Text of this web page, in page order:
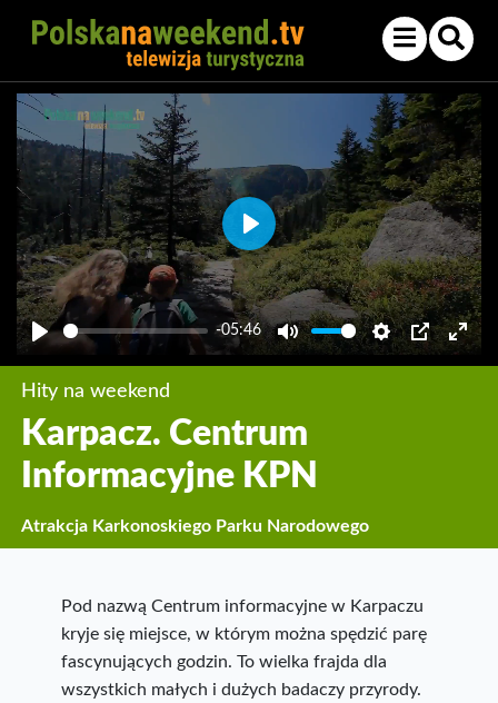
-05:46
Mute Settings
PIP
Enter
Play
Hity na weekend
Karpacz. Centrum
Informacyjne KPN
Atrakcja Karkonoskiego Parku Narodowego
Pod nazwą Centrum informacyjne w Karpaczu
kryje się miejsce, w którym można spędzić parę
fascynujących godzin. To wielka frajda dla
wszystkich małych i dużych badaczy przyrody.